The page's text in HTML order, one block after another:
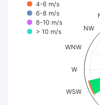
4-6 m/s
6-8 m/s
8-10 m/s
> 10 m/s
WSW
W
WNW
NW